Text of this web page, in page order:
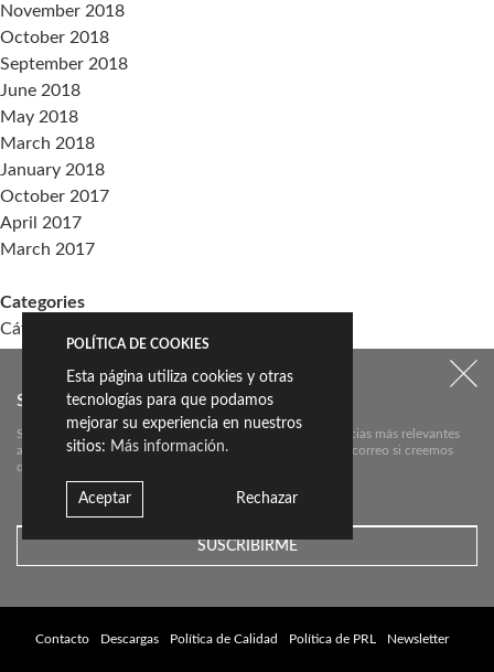
November 2018
October 2018
September 2018
June 2018
May 2018
March 2018
January 2018
October 2017
April 2017
March 2017
Categories
Cátedra Living Architecture (UPV)
Events
Living the Change
Sin categoría
Meta
Entries feed
Comments feed
WordPress.org
SUSCRÍBETE A NUESTRO NEWSLETTER:
Suscríbete aquí a nuestra newsletter para conocer las noticias más relevantes
acerca de Livingceramics. Únicamente te mandaremos un correo si creemos
que hay algo que valga la pena contarte.
Contacto Descargas Política de Calidad Política de PRL Newsletter
POLÍTICA DE COOKIES
Esta página utiliza cookies y otras
tecnologías para que podamos
mejorar su experiencia en nuestros
sitios: Más información.
Aceptar Rechazar